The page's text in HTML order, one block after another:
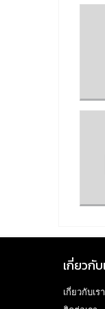
เกี่ยวกับ
เกี่ยวกับเรา